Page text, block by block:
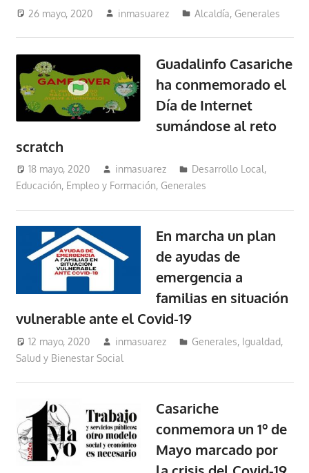
26 mayo, 2020 inmasuarez Alcaldía, Generales
Guadalinfo Casariche
ha conmemorado el
Día de Internet
sumándose al reto
scratch
18 mayo, 2020 inmasuarez Desarrollo Local,
Educación, Empleo y Formación, Generales
En marcha un plan
de ayudas de
emergencia a
familias en situación
vulnerable ante el Covid-19
12 mayo, 2020 inmasuarez Generales, Igualdad,
Salud y Bienestar Social
Casariche
conmemora un 1º de
Mayo marcado por